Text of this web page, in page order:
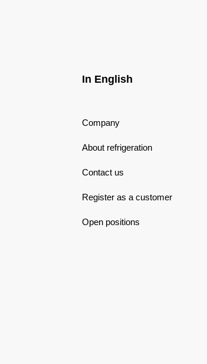
In English
Company
About refrigeration
Contact us
Register as a customer
Open positions